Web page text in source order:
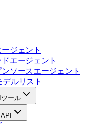
ジェント
ドエージェント
ンソースエージェント
ルリスト
ール